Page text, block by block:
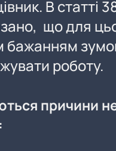
В статті
що для
бажанням
роботу.
причини